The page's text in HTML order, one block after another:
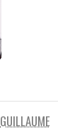
GUILLAUME